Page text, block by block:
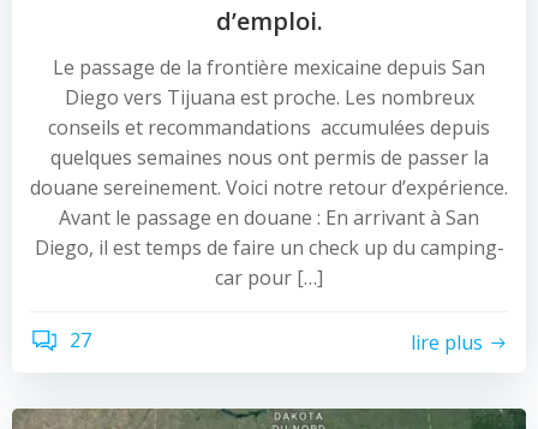
d’emploi.
Le passage de la frontière mexicaine depuis San
Diego vers Tijuana est proche. Les nombreux
conseils et recommandations accumulées depuis
quelques semaines nous ont permis de passer la
douane sereinement. Voici notre retour d’expérience.
Avant le passage en douane : En arrivant à San
Diego, il est temps de faire un check up du camping-
car pour […]
27 lire plus